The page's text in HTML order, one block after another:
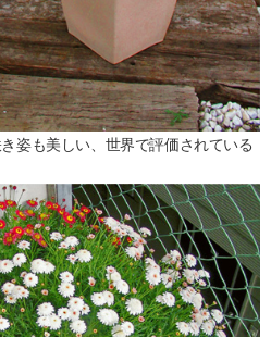
姿も美しい、世界で評価されている